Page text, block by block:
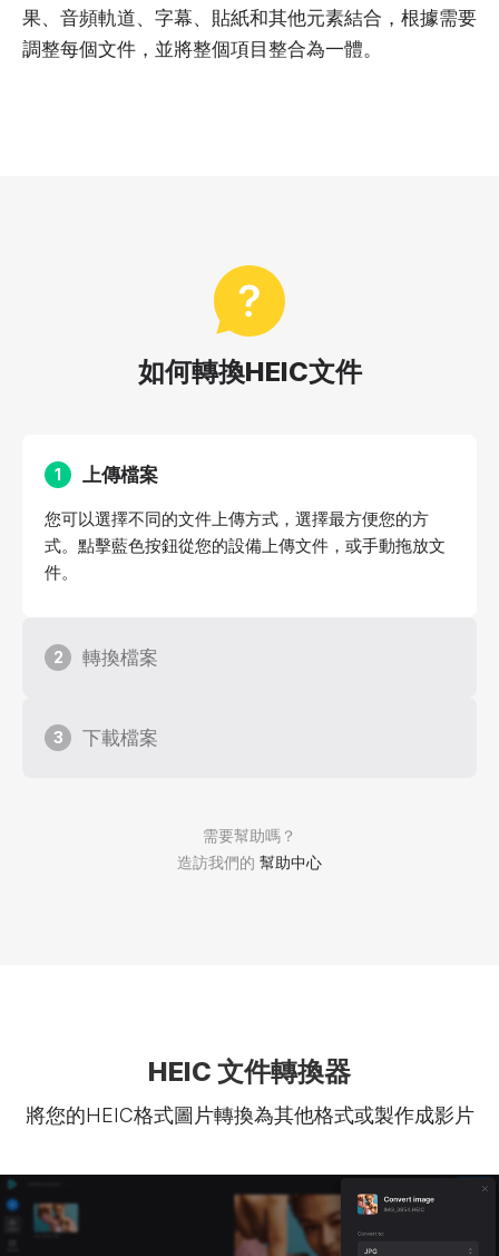
果、音頻軌道、字幕、貼紙和其他元素結合，根據需要
調整每個文件，並將整個項目整合為一體。
如何轉換HEIC文件
需要幫助嗎？
造訪我們的 幫助中心
1 上傳檔案
您可以選擇不同的文件上傳方式，選擇最方便您的方
式。點擊藍色按鈕從您的設備上傳文件，或手動拖放文
件。
2 轉換檔案
3 下載檔案
HEIC 文件轉換器
將您的HEIC格式圖片轉換為其他格式或製作成影片